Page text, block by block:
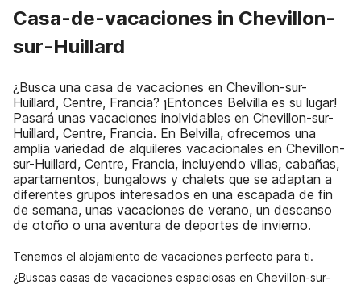
Casa-de-vacaciones in Chevillon-
sur-Huillard
¿Busca una casa de vacaciones en Chevillon-sur-
Huillard, Centre, Francia? ¡Entonces Belvilla es su lugar!
Pasará unas vacaciones inolvidables en Chevillon-sur-
Huillard, Centre, Francia. En Belvilla, ofrecemos una
amplia variedad de alquileres vacacionales en Chevillon-
sur-Huillard, Centre, Francia, incluyendo villas, cabañas,
apartamentos, bungalows y chalets que se adaptan a
diferentes grupos interesados en una escapada de fin
de semana, unas vacaciones de verano, un descanso
de otoño o una aventura de deportes de invierno.
Tenemos el alojamiento de vacaciones perfecto para ti.
¿Buscas casas de vacaciones espaciosas en Chevillon-sur-